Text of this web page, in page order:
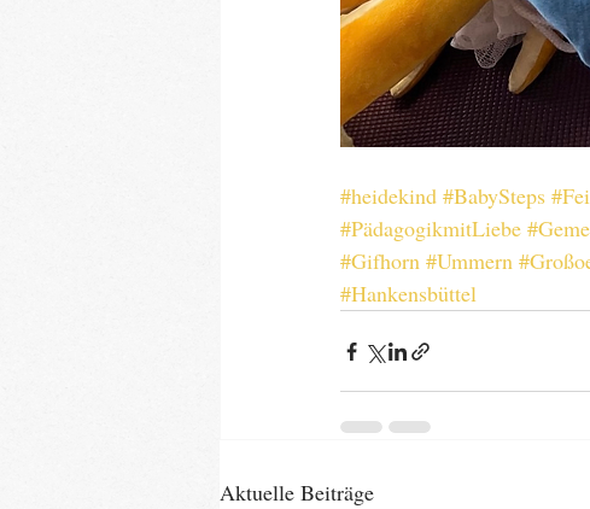
#heidekind #BabySteps
#PädagogikmitLiebe
#Gifhorn #Ummern
#Hankensbüttel
Aktuelle Beiträge